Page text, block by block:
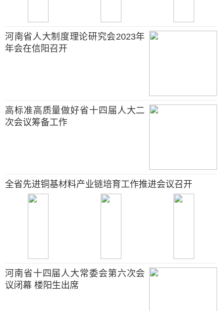
河南省人大制度理论研究会2023年
年会在信阳召开
高标准高质量做好省十四届人大二
次会议筹备工作
全省先进铜基材料产业链培育工作推进会议召开
河南省十四届人大常委会第六次会
议闭幕 楼阳生出席